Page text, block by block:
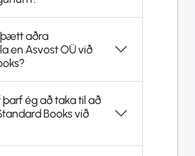
aðra
en Asvost OÜ við
ég að taka til að
Books við